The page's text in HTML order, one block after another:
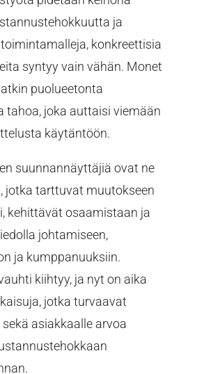
ja
konkreettisia
syntyy vain vähän. Monet
puolueetonta
tahoa, joka auttaisi viemään
käytäntöön.
suunnannäyttäjiä ovat ne
jotka tarttuvat muutokseen
kehittävät osaamistaan ja
johtamiseen,
ja kumppanuuksiin.
kiihtyy, ja nyt on aika
jotka turvaavat
asiakkaalle arvoa